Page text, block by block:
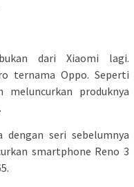
dari Xiaomi lagi.
ternama Oppo. Seperti
produknya
seri sebelumnya
smartphone Reno 3